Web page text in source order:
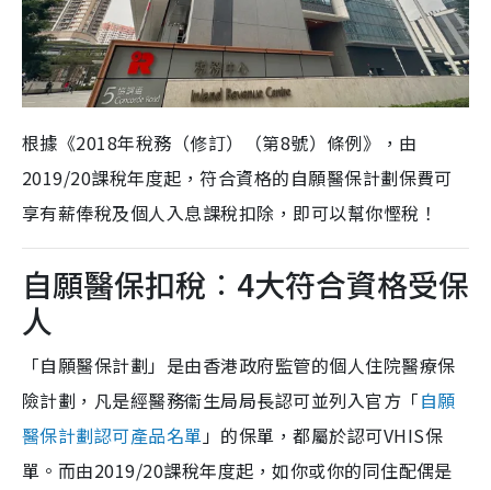
根據《2018年稅務（修訂）（第8號）條例》，由
2019/20課稅年度起，符合資格的自願醫保計劃保費可
享有薪俸稅及個人入息課稅扣除，即可以幫你慳稅！
自願醫保扣稅︰4大符合資格受保
人
「自願醫保計劃」是由香港政府監管的個人住院醫療保
險計劃，凡是經醫務衞生局局長認可並列入官方「自願
醫保計劃認可產品名單」的保單，都屬於認可VHIS保
單。而由2019/20課稅年度起，如你或你的同住配偶是